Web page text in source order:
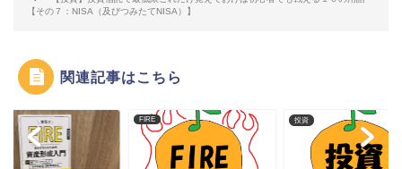
【その７：NISA（及びつみたてNISA）】
関連記事はこちら
FIRE 投資